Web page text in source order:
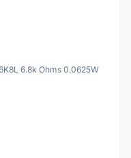
6.8k Ohms 0.0625W